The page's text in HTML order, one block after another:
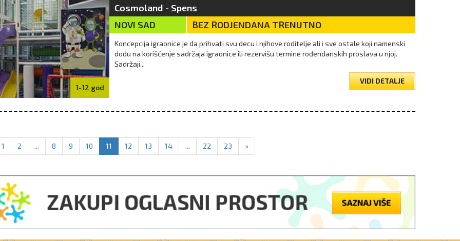
1-12 god
Cosmoland - Spens
NOVI SAD
BEZ RODJENDANA TRENUTNO
Koncepcija igraonice je da prihvati svu decu i njihove roditelje ali i sve ostale koji namenski
dođu na korišćenje sadržaja igraonice ili rezervišu termine rođendanskih proslava u njoj.
Sadržaji...
VIDI DETALJE
1 2 ... 8 9 10 11 12 13 14 ... 22 23 »